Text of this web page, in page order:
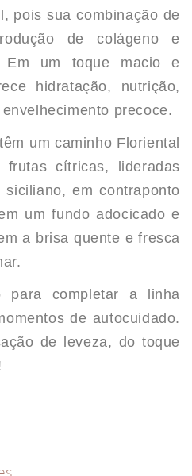
pois sua combinação de
de colágeno e
Em um toque macio e
hidratação, nutrição,
precoce.
um caminho Floriental
frutas cítricas, lideradas
em contraponto
um fundo adocicado e
a brisa quente e fresca
para completar a linha
de autocuidado.
de leveza, do toque